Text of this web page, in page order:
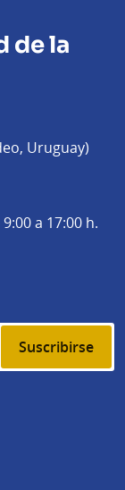
de la
Uruguay)
a 17:00 h.
Suscribirse